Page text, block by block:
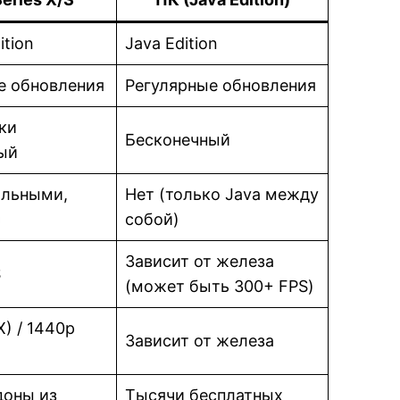
Java Edition
обновления Регулярные обновления
Бесконечный
Нет (только Java между
собой)
Зависит от железа
(может быть 300+ FPS)
/ 1440p
Зависит от железа
из Тысячи бесплатных